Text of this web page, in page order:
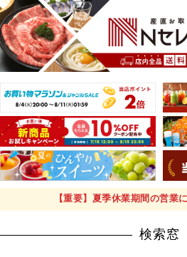
【重要】夏季休業期間の営業
検索窓